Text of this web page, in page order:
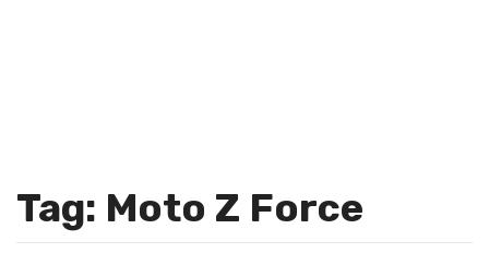
Tag: Moto Z Force